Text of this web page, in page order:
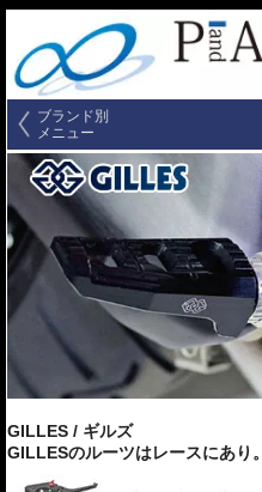
ブランド別
メニュー
GILLES / ギルズ
GILLESのルーツはレースにあり